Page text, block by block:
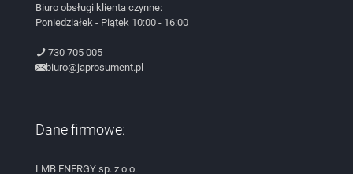
Biuro obsługi klienta czynne:
Poniedziałek - Piątek 10:00 - 16:00
730 705 005
biuro@japrosument.pl
Dane firmowe:
LMB ENERGY sp. z o.o.